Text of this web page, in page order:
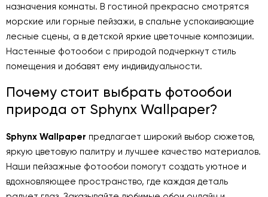
назначения комнаты. В гостиной прекрасно смотрятся
морские или горные пейзажи, в спальне успокаивающие
лесные сцены, а в детской яркие цветочные композиции.
Настенные фотообои с природой подчеркнут стиль
помещения и добавят ему индивидуальности.
Почему стоит выбрать фотообои
природа от Sphynx Wallpaper?
Sphynx Wallpaper предлагает широкий выбор сюжетов,
яркую цветовую палитру и лучшее качество материалов.
Наши пейзажные фотообои помогут создать уютное и
вдохновляющее пространство, где каждая деталь